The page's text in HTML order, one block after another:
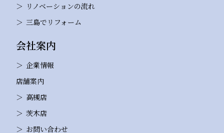
リノベーションの流れ
三島でリフォーム
会社案内
企業情報
店舗案内
高槻店
茨木店
お問い合わせ